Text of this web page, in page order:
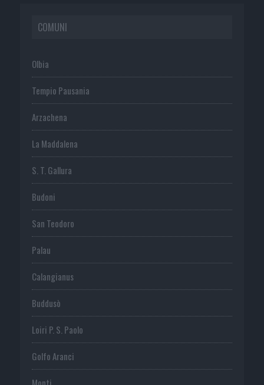
COMUNI
Olbia
Tempio Pausania
Arzachena
La Maddalena
S. T. Gallura
Budoni
San Teodoro
Palau
Calangianus
Buddusò
Loiri P. S. Paolo
Golfo Aranci